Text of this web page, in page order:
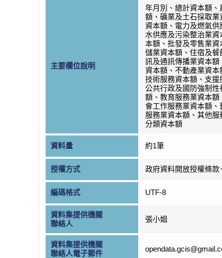
主要欄位說明
年月別、總計資本額、
額、礦業及土石採取業
資本額、電力及燃氣供
水供應及污染整治業
本額、批發及零售業資
儲業資本額、住宿及餐
訊及通訊傳播業資本額
資本額、不動產業資本
技術服務資本額、支援
公共行政及國防強制性
額、教育服務業資本額
會工作服務業資本額、
服務業資本額、其他
分類資本額
資料量 約1筆
授權方式 政府資料開放授權條款
編碼格式 UTF-8
資料集提供機關
聯絡人
張小姐
資料集提供機關
聯絡人電子郵件